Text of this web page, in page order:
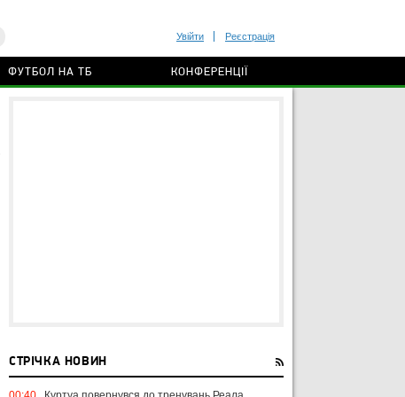
Увійти Реєстрація
ФУТБОЛ НА ТБ КОНФЕРЕНЦІЇ
СТРІЧКА НОВИН